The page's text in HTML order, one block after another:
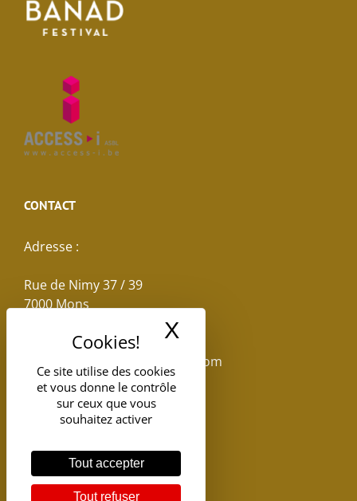
Ce site utilise des cookies
et vous donne le contrôle
sur ceux que vous
souhaitez activer
Tout accepter
Tout refuser
X
CONTACT
Adresse :
Rue de Nimy 37 / 39
7000 Mons
reservations.losseau@gmail.com
Tel: +32(0)65.398.880